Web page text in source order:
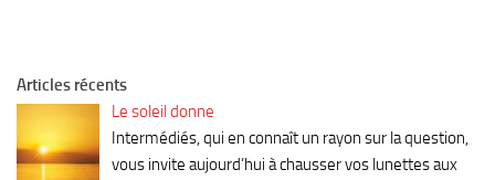
Articles récents
Le soleil donne
Intermédiés, qui en connaît un rayon sur la question,
vous invite aujourd’hui à chausser vos lunettes aux